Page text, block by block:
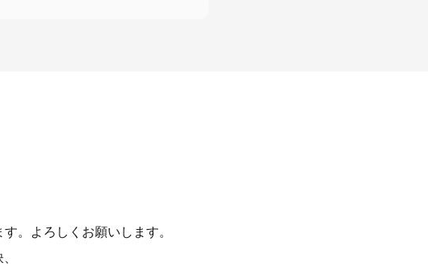
。よろしくお願いします。